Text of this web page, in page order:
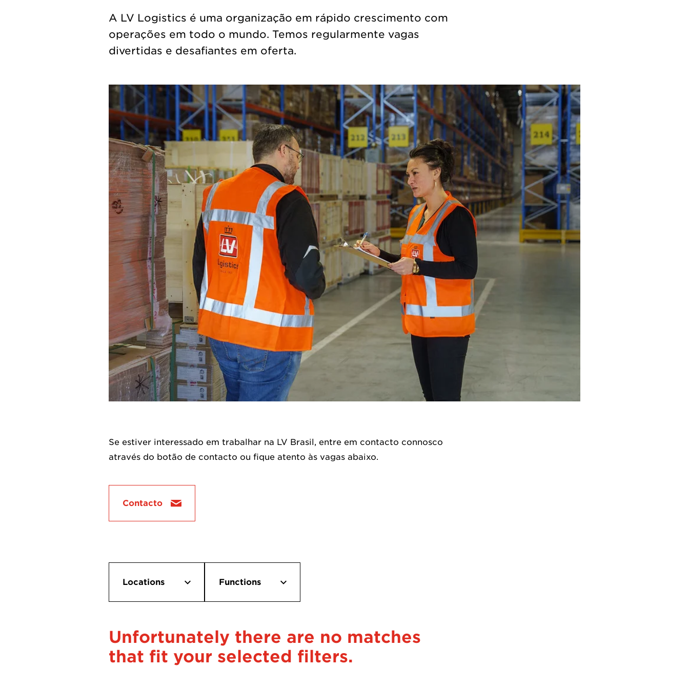
A LV Logistics é uma organização em rápido crescimento com
operações em todo o mundo. Temos regularmente vagas
divertidas e desafiantes em oferta.
Se estiver interessado em trabalhar na LV Brasil, entre em contacto connosco
através do botão de contacto ou fique atento às vagas abaixo.
Contacto
Locations
LV Rio de Janeiro
Functions
Office
Warehouse
Unfortunately there are no matches
that fit your selected filters.